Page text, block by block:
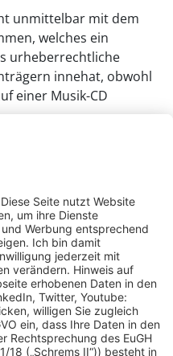
unmittelbar mit dem
welches ein
urheberrechtliche
innehat, obwohl
einer Musik-CD
rechtsanwälte